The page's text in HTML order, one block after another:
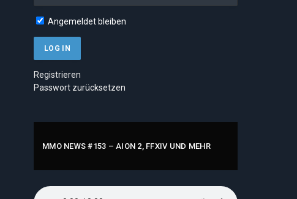
Angemeldet bleiben
Registrieren
Passwort zurücksetzen
MMO NEWS #153 – AION 2, FFXIV UND MEHR